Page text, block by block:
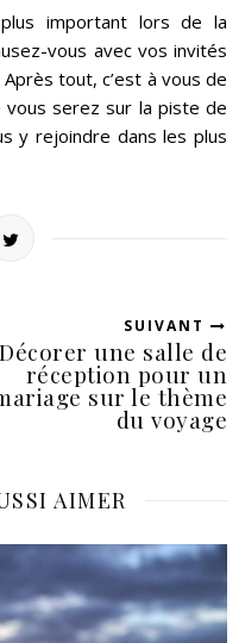
important lors de la
vous avec vos invités
tout, c’est à vous de
vous serez sur la piste de
y rejoindre dans les plus
SUIVANT
Décorer une salle de
réception pour un
sur le thème
du voyage
AIMER